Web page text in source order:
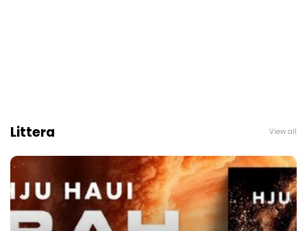
Littera View all